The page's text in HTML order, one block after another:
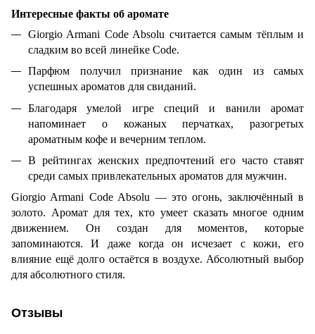
Интересные факты об аромате
Giorgio Armani Code Absolu считается самым тёплым и
сладким во всей линейке Code.
Парфюм получил признание как один из самых
успешных ароматов для свиданий.
Благодаря умелой игре специй и ванили аромат
напоминает о кожаных перчатках, разогретых
ароматным кофе и вечерним теплом.
В рейтингах женских предпочтений его часто ставят
среди самых привлекательных ароматов для мужчин.
Giorgio Armani Code Absolu — это огонь, заключённый в
золото. Аромат для тех, кто умеет сказать многое одним
движением. Он создан для моментов, которые
запоминаются. И даже когда он исчезает с кожи, его
влияние ещё долго остаётся в воздухе. Абсолютный выбор
для абсолютного стиля.
Отзывы